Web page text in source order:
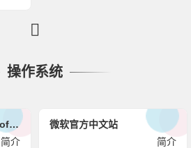
操作系统
techbench/windows与office全版本镜像文件下载站
简介
微软官方中文站
简介